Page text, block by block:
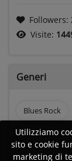
Followers:
Visite:
Generi
Blues Rock
Rock anni 80
Musica corale
Utilizziamo
sito e cookie
marketing di